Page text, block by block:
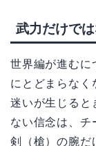
武力だけで
世界編が進むに
にとどまらなく
迷いが生じると
ない信念は、チ
剣（槍）の腕だ